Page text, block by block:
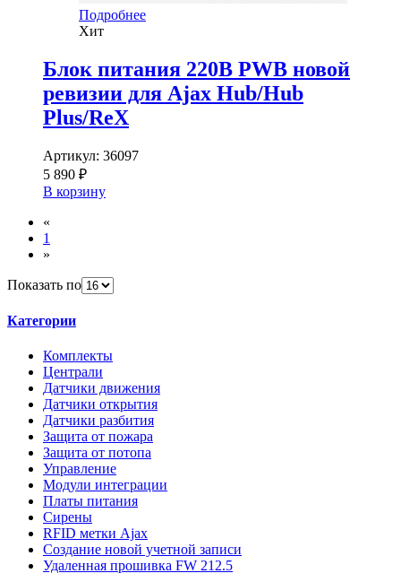
Подробнее
Хит
Блок питания 220В PWB новой
ревизии для Ajax Hub/Hub
Plus/ReX
Артикул: 36097
5 890 ₽
В корзину
«
1
»
Показать по
Категории
Комплекты
Централи
Датчики движения
Датчики открытия
Датчики разбития
Защита от пожара
Защита от потопа
Управление
Модули интеграции
Платы питания
Сирены
RFID метки Ajax
Создание новой учетной записи
Удаленная прошивка FW 212.5